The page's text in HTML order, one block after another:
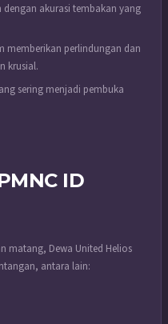
akurasi tembakan yang
memberikan perlindungan dan
krusial.
sering menjadi pembuka
ID
matang, Dewa United Helios
antara lain: